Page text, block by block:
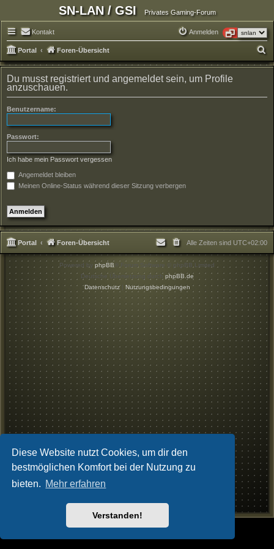
Diese Website nutzt Cookies, um dir den
bestmöglichen Komfort bei der Nutzung zu
bieten. Mehr erfahren
Verstanden!
SN-LAN / GSI Privates Gaming-Forum
Kontakt Anmelden
Portal Foren-Übersicht
u
Du musst registriert und angemeldet sein, um Profile
anzuschauen.
Benutzername:
Passwort:
Ich habe mein Passwort vergessen
Angemeldet bleiben
Meinen Online-Status während dieser Sitzung verbergen
Portal Foren-Übersicht Alle Zeiten sind UTC+02:00
Powered by phpBB ® Forum Software © phpBB Limited
Deutsche Übersetzung durch phpBB.de
Datenschutz| Nutzungsbedingungen